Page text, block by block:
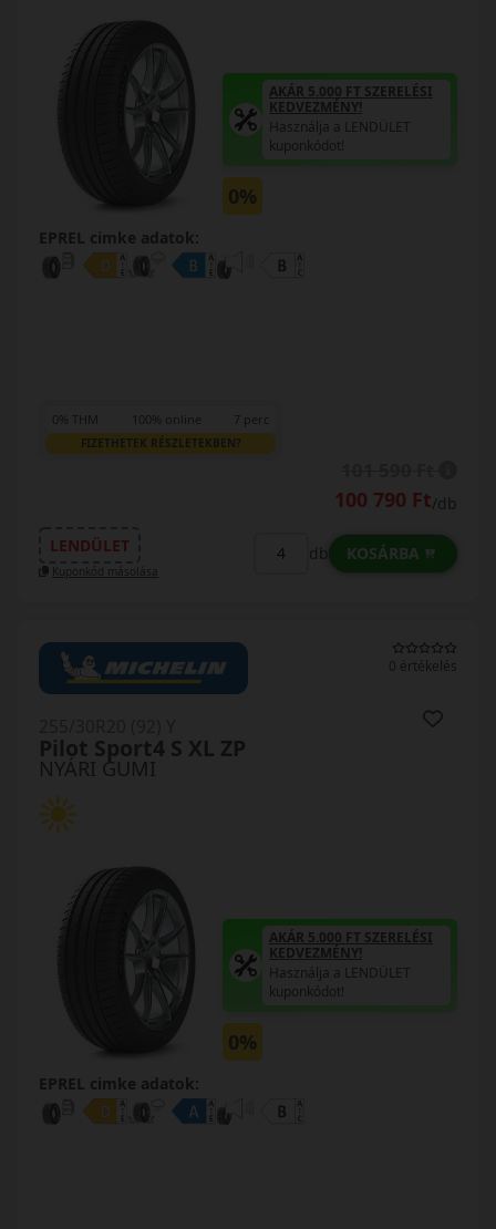
AKÁR 5.000 FT SZERELÉSI
KEDVEZMÉNY!
Használja a LENDÜLET
kuponkódot!
0%
EPREL cimke adatok:
0% THM 100% online 7 perc
FIZETHETEK RÉSZLETEKBEN?
100 790 Ft/db
LENDÜLET
Kuponkód másolása
db KOSÁRBA
0 értékelés
NYÁRI GUMI
Pilot Sport4 S XL ZP
AKÁR 5.000 FT SZERELÉSI
KEDVEZMÉNY!
Használja a LENDÜLET
kuponkódot!
0%
EPREL cimke adatok: